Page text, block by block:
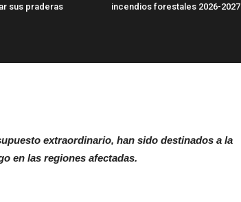
sus praderas
incendios forestales 2026-2027
extraordinario, han sido destinados a la
en las regiones afectadas.